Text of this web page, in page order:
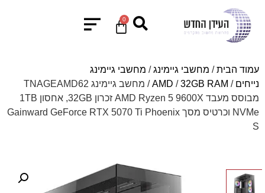
0
עמוד הבית/ מחשבי גיימינג/ מחשבי גיימינג
נייחים /
AMD /32GB RAM
/ מחשב גיימינג TNAGEAMD62
מבוסס מעבד AMD Ryzen 5 9600X זכרון 32GB, אחסון 1TB
NVMe וכרטיס מסך Gainward GeForce RTX 5070 Ti Phoenix
S